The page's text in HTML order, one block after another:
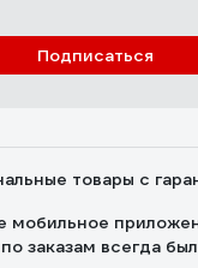
Подписаться
товары с
мобильное
заказам всегда